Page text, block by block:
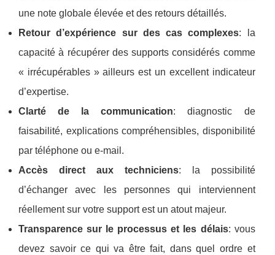
une note globale élevée et des retours détaillés.
Retour d’expérience sur des cas complexes: la
capacité à récupérer des supports considérés comme
« irrécupérables » ailleurs est un excellent indicateur
d’expertise.
Clarté de la communication: diagnostic de
faisabilité, explications compréhensibles, disponibilité
par téléphone ou e-mail.
Accès direct aux techniciens: la possibilité
d’échanger avec les personnes qui interviennent
réellement sur votre support est un atout majeur.
Transparence sur le processus et les délais: vous
devez savoir ce qui va être fait, dans quel ordre et